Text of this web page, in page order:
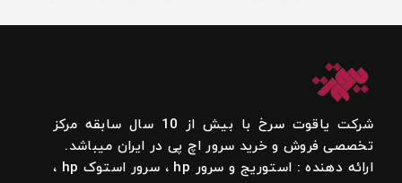
شرکت یاقوت سرخ با بیش از 10 سال سابقه مرکز
تخصصی فروش و خرید سرور اچ پی در ایران میباشد.
ارائه دهنده : استوریج و سرور hp ، سرور استوک hp ،